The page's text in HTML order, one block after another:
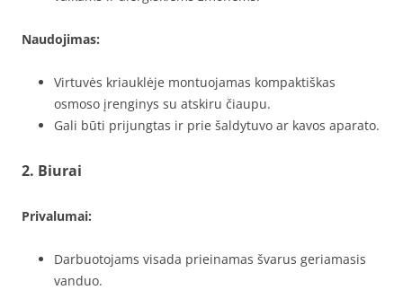
Naudojimas:
Virtuvės kriauklėje montuojamas kompaktiškas
osmoso įrenginys su atskiru čiaupu.
Gali būti prijungtas ir prie šaldytuvo ar kavos aparato.
2. Biurai
Privalumai:
Darbuotojams visada prieinamas švarus geriamasis
vanduo.